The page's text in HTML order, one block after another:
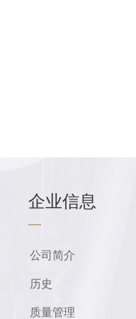
企业信息
—
公司简介
历史
质量管理